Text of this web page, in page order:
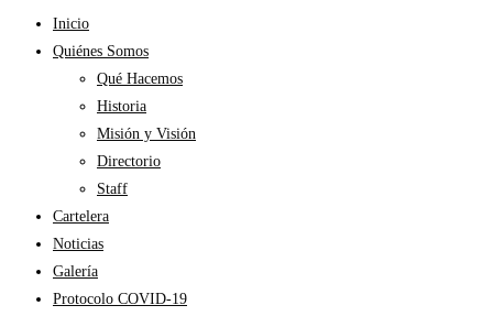
Inicio
Quiénes Somos
Qué Hacemos
Historia
Misión y Visión
Directorio
Staff
Cartelera
Noticias
Galería
Protocolo COVID-19